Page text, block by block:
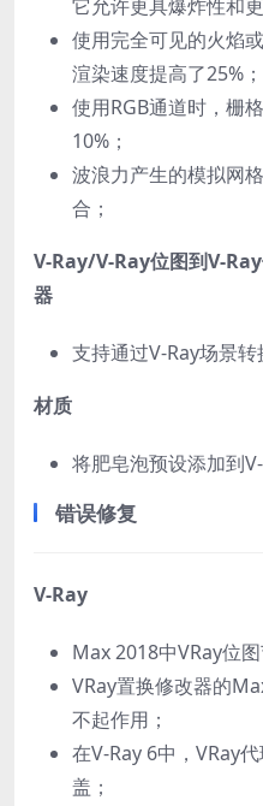
它允许更具爆炸性和
使用完全可见的火焰
渲染速度提高了25%；
使用RGB通道时，栅
10%；
波浪力产生的模拟网
合；
V-Ray/V-Ray位图到V-
器
支持通过V-Ray场景
材质
将肥皂泡预设添加到
错误修复
V-Ray
Max 2018中VRay位
VRay置换修改器的
不起作用；
在V-Ray 6中，VRay
盖；